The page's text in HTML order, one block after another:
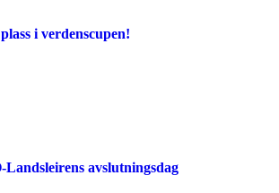
i verdenscupen!
Landsleirens avslutningsdag